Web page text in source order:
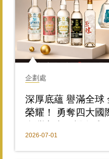
企劃處
深厚底蘊 譽滿全球
榮耀！ 勇奪四大國
2026-07-01